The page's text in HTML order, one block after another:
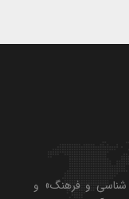
شناسی و فرهنگ» و